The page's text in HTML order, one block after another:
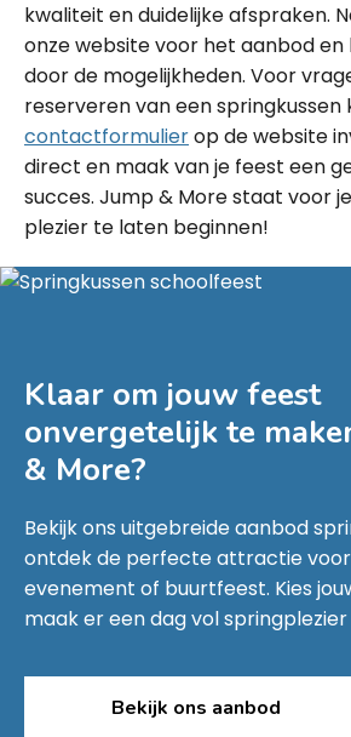
kwaliteit en duidelijke afspraken.
onze website voor het aanbod
door de mogelijkheden. Voor
reserveren van een springkussen
contactformulierop de website
direct en maak van je feest een
succes. Jump & More staat voor
plezier te laten beginnen!
Klaar om jouw feest
onvergetelijk te
& More?
Bekijk ons uitgebreide aanbod
ontdek de perfecte attractie voor
evenement of buurtfeest. Kies
maak er een dag vol
Bekijk ons aanbod